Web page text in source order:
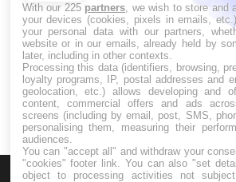
Maladie de Charcot
amyotrophique)
With our 225 partners , we wish to store and
your devices (cookies, pixels in emails,
your personal data with our partners,
website or in our emails, already held by
later, including in other contexts.
Processing this data (identifiers, browsing,
loyalty programs, IP, postal addresses and
geolocation, etc.) allows developing and
content, commercial offers and ads
screens (including by email, post, SMS,
personalising them, measuring their
audiences.
You can "accept all" and withdraw your
"cookies" footer link . You can also "set
object to processing activities not